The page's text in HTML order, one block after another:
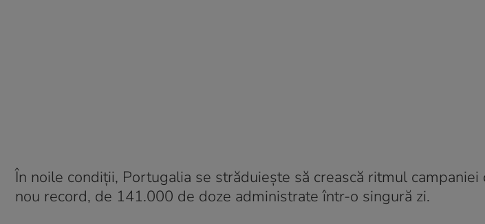
În noile condiții, Portugalia se străduiește să crească ritmul
nou record, de 141.000 de doze administrate într-o singură zi.